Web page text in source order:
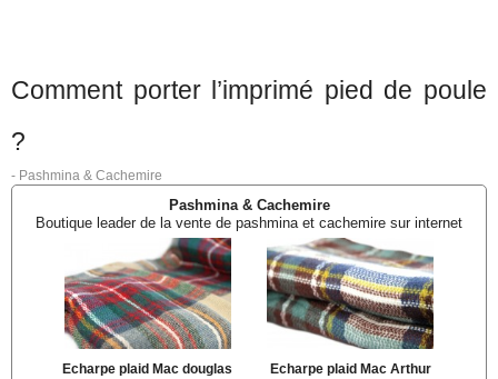
Comment porter l’imprimé pied de poule
?
- Pashmina & Cachemire
Pashmina & Cachemire
Boutique leader de la vente de pashmina et cachemire sur internet
Echarpe plaid Mac douglas
Echarpe plaid Mac Arthur